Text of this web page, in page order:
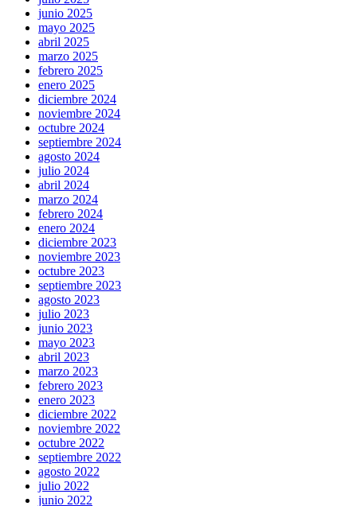
junio 2025
mayo 2025
abril 2025
marzo 2025
febrero 2025
enero 2025
diciembre 2024
noviembre 2024
octubre 2024
septiembre 2024
agosto 2024
julio 2024
abril 2024
marzo 2024
febrero 2024
enero 2024
diciembre 2023
noviembre 2023
octubre 2023
septiembre 2023
agosto 2023
julio 2023
junio 2023
mayo 2023
abril 2023
marzo 2023
febrero 2023
enero 2023
diciembre 2022
noviembre 2022
octubre 2022
septiembre 2022
agosto 2022
julio 2022
junio 2022